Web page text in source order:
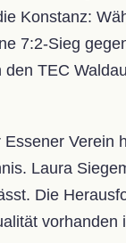
Konstanz:
7:2-Sieg
TEC
Verein
Laura
Die
vorhanden